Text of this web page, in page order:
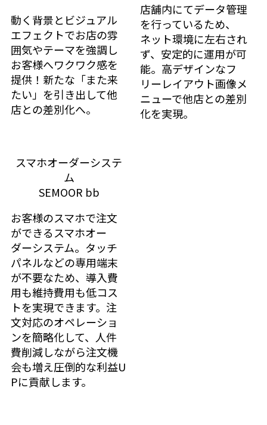
鈴茂器工のセルフオーダーシステムは、人手不足に悩む
店舗の強い味方です。シンプルで直感的な操作性に加
文管理が簡単で、短時間での習得が可能。これにより、
スタッフの業務効率が向上し、サービスの質を維持しな
がら、店舗運営の安定化を図ります。
動く背景とビジュアル
エフェクトでお店の雰
囲気やテーマを強調し
お客様へワクワク感を
提供！新たな「また来
たい」を引き出して他
店との差別化へ。
店舗内にてデータ管理
を行っているため、
ネット環境に左右され
ず、安定的に運用が可
能。高デザインなフ
リーレイアウト画像メ
ニューで他店との差別
化を実現。
スマホオーダーシステ
ム
SEMOOR bb
お客様のスマホで注文
ができるスマホオー
ダーシステム。タッチ
パネルなどの専用端末
が不要なため、導入費
用も維持費用も低コス
トを実現できます。注
文対応のオペレーショ
ンを簡略化して、人件
費削減しながら注文機
会も増え圧倒的な利益U
Pに貢献します。